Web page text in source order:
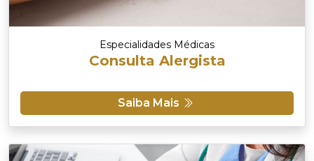
Especialidades Médicas
Consulta Alergista
Saiba Mais